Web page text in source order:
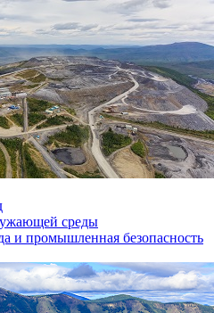
среды
и промышленная безопасность